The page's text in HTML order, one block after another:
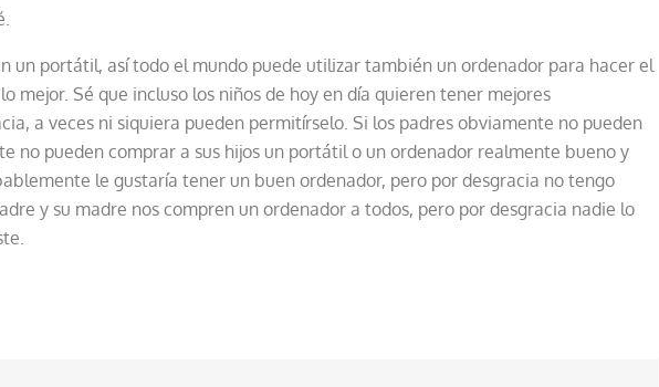
un portátil, así todo el mundo puede utilizar también un ordenador para hacer el
mejor. Sé que incluso los niños de hoy en día quieren tener mejores
a veces ni siquiera pueden permitírselo. Si los padres obviamente no pueden
no pueden comprar a sus hijos un portátil o un ordenador realmente bueno y
le gustaría tener un buen ordenador, pero por desgracia no tengo
y su madre nos compren un ordenador a todos, pero por desgracia nadie lo